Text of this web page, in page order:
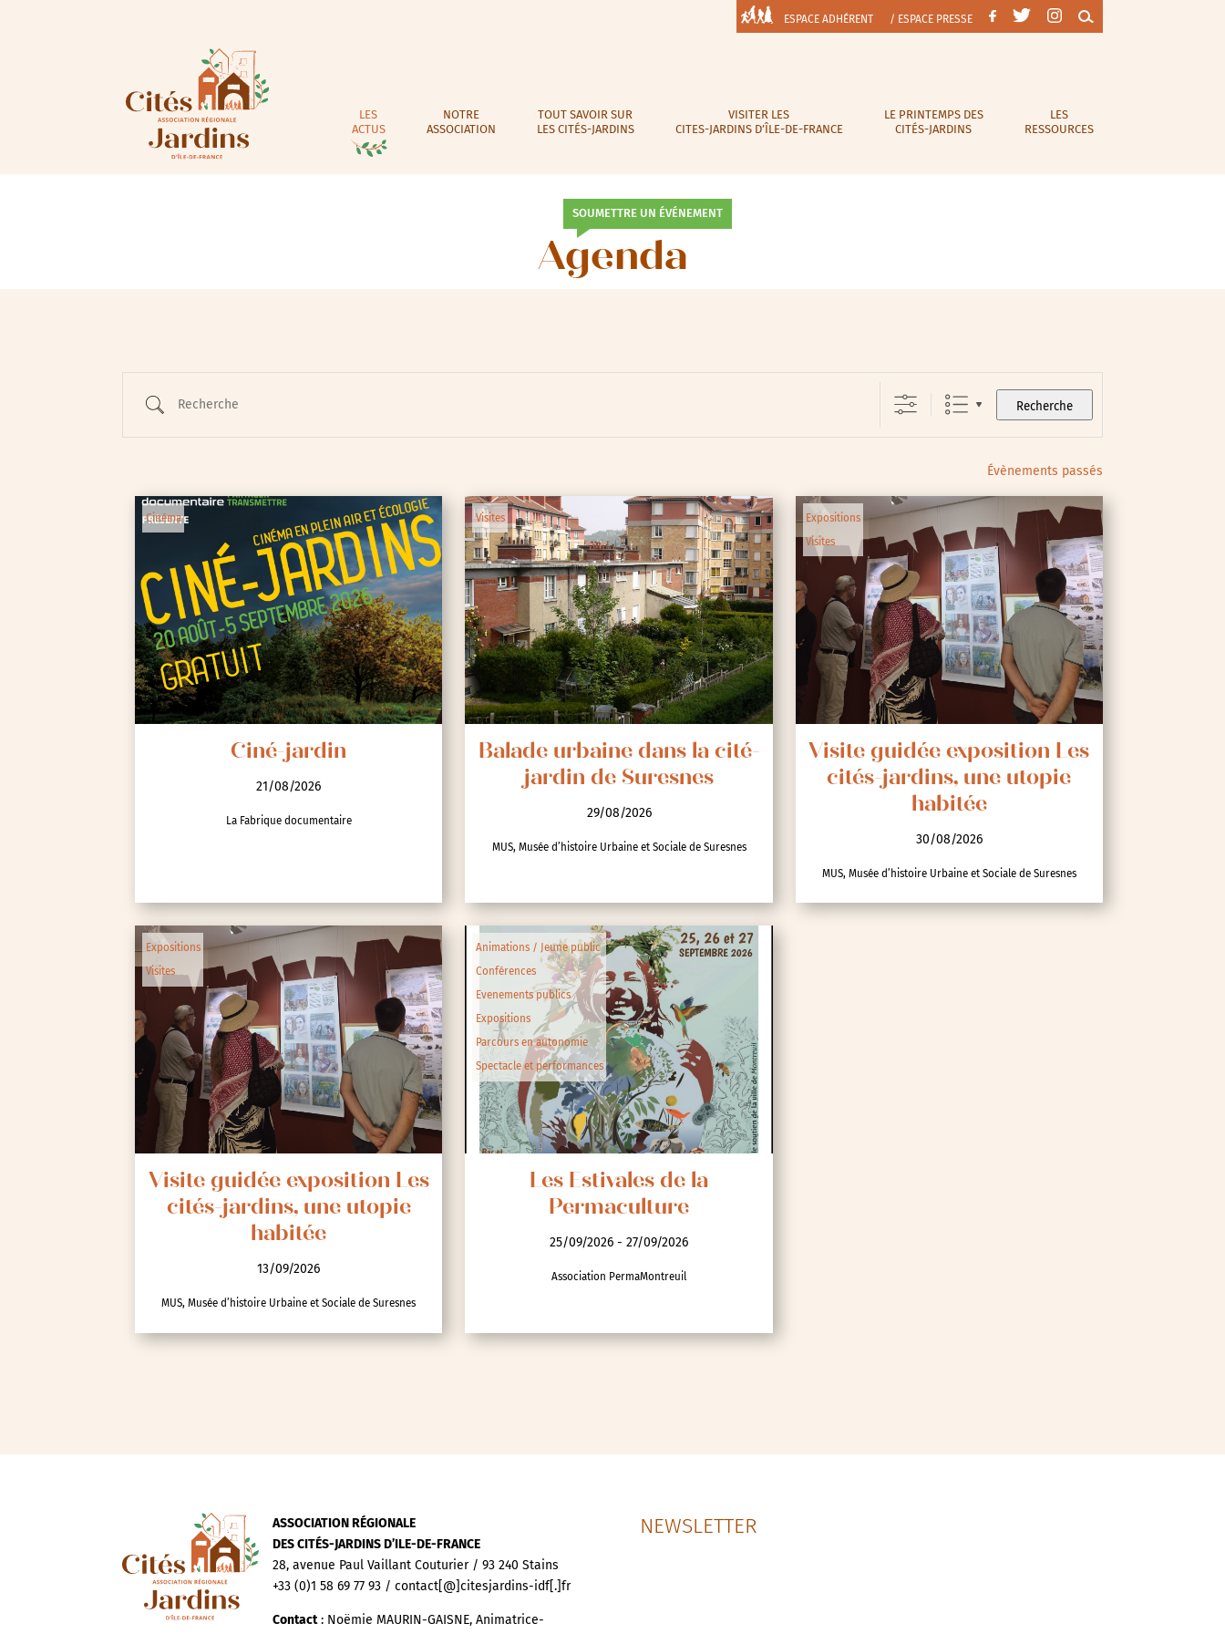
ESPACE ADHÉRENT / ESPACE PRESSE
LES
ACTUS
NOTRE
ASSOCIATION
TOUT SAVOIR SUR
LES CITÉS-JARDINS
VISITER LES
CITES-JARDINS D’ÎLE-DE-FRANCE
LE PRINTEMPS DES
CITÉS-JARDINS
LES
RESSOURCES
SOUMETTRE UN ÉVÉNEMENT
Agenda
Recherche
Animations / Jeune public
Ateliers
Cinéma
Conférences
Cycle de rencontres
Evenements publics
Expositions
Randonnées
Spectacle et performances
Visites
Voyage d'études
Autre
Essonne (91)
Hauts-de-Seine (92)
Évènements passés
Cinéma
Ciné-jardin
21/08/2026
La Fabrique documentaire
Visites
Balade urbaine dans la cité-
jardin de Suresnes
29/08/2026
MUS, Musée d’histoire Urbaine et Sociale de Suresnes
Expositions
Visites
Visite guidée exposition Les
cités-jardins, une utopie
habitée
30/08/2026
MUS, Musée d’histoire Urbaine et Sociale de Suresnes
Expositions
Visites
Visite guidée exposition Les
cités-jardins, une utopie
habitée
13/09/2026
MUS, Musée d’histoire Urbaine et Sociale de Suresnes
Animations / Jeune public
Conférences
Evenements publics
Expositions
Parcours en autonomie
Spectacle et performances
Les Estivales de la
Permaculture
25/09/2026 - 27/09/2026
Association PermaMontreuil
ASSOCIATION RÉGIONALE
DES CITÉS-JARDINS D’ILE-DE-FRANCE
28, avenue Paul Vaillant Couturier / 93 240 Stains
+33 (0)1 58 69 77 93 / contact[@]citesjardins-idf[.]fr
Contact: Noëmie MAURIN-GAISNE, Animatrice-
NEWSLETTER